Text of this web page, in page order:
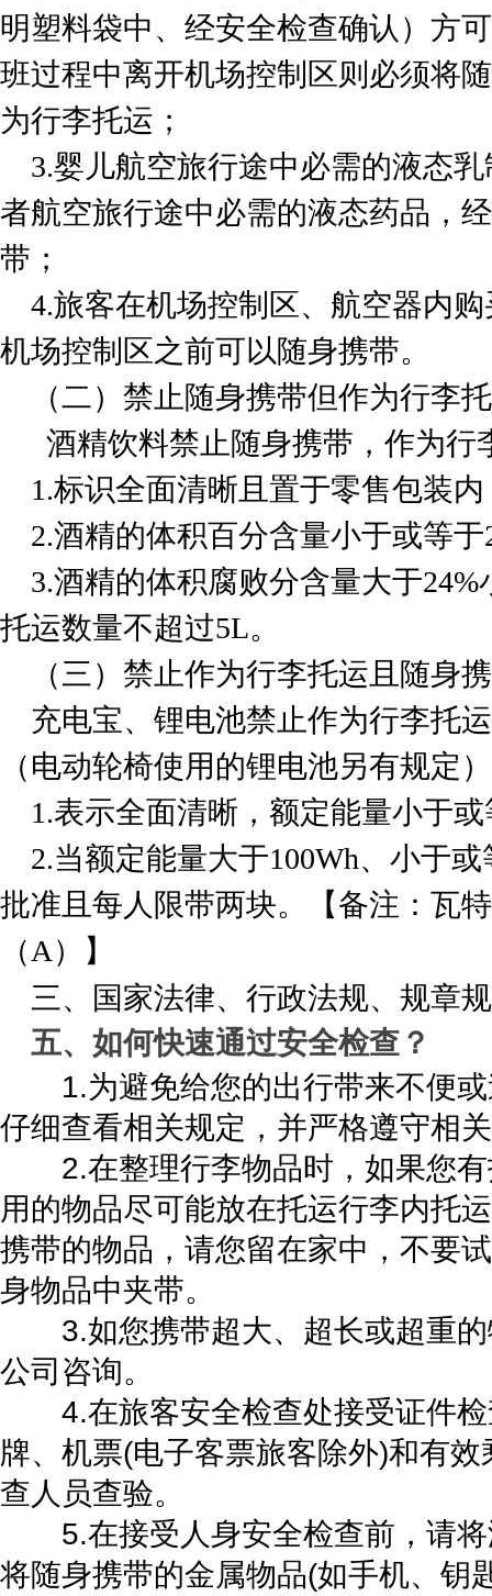
明塑料袋中、经安全检查确认）方
班过程中离开机场控制区则必须将
为行李托运；
3.婴儿航空旅行途中必需的液态
者航空旅行途中必需的液态药品，
带；
4.旅客在机场控制区、航空器内
机场控制区之前可以随身携带。
（二）禁止随身携带但作为行李
酒精饮料禁止随身携带，作为行
1.标识全面清晰且置于零售包装
2.酒精的体积百分含量小于或等
3.酒精的体积腐败分含量大于
托运数量不超过5L。
（三）禁止作为行李托运且随身
充电宝、锂电池禁止作为行李托
（电动轮椅使用的锂电池另有规定
1.表示全面清晰，额定能量小于或
2.当额定能量大于100Wh、小于
批准且每人限带两块。【备注：瓦
（A）】
三、国家法律、行政法规、规章
五、如何快速通过安全检查？
1.为避免给您的出行带来不便或
仔细查看相关规定，并严格遵守相
2.在整理行李物品时，如果您有
用的物品尽可能放在托运行李内托
携带的物品，请您留在家中，不要
身物品中夹带。
3.如您携带超大、超长或超重的
公司咨询。
4.在旅客安全检查处接受证件检
牌、机票(电子客票旅客除外)和有
查人员查验。
5.在接受人身安全检查前，请将
将随身携带的金属物品(如手机、钥